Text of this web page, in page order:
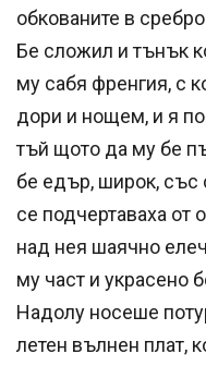
обкованите в
Бе сложил и тънък
му сабя френгия, с
дори и нощем, и я
тъй щото да му бе
бе едър, широк,
се подчертаваха от
над нея шаячно
му част и украсено
Надолу носеше
летен вълнен плат,